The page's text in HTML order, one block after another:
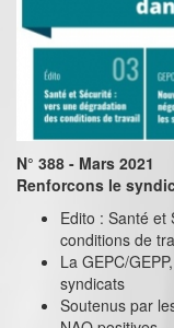
N° 388 - Mars 2021
Renforcons le
Edito : Santé et
conditions de
La GEPC/
syndicats
Soutenus par